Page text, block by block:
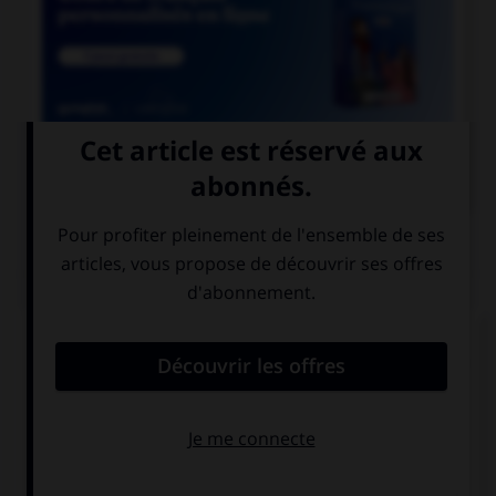
COURS DE FRANÇAIS 
QUIZ
pendant le règne de Clovis, dit-on « nation… » :
franche